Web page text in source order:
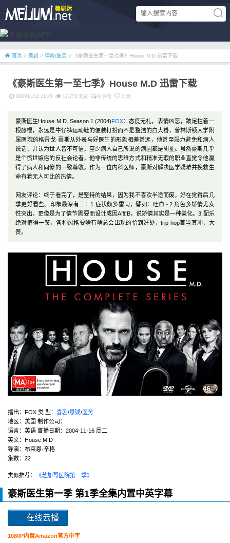
首页 > 美剧 > 律政/医务 > 《豪斯医生第一至七季》House M.D 迅雷下载
《豪斯医生第一至七季》House M.D 迅雷下载
2020/11/12 21:23 12,773 浏览 0 评论 0 赞
豪斯医生House M.D. Season 1 (2004)FOX：态度无礼，表情凶恶，跛足拄着一
根藤棍，永远是牛仔裤运动鞋的便装打扮而不是整洁的白大褂，普林斯顿大学附
属医院的格雷戈·豪斯从外表与好医生的形象相差甚远，他甚至竭力避免和病人
说话，并认为世人皆不可信，至少病人自己所说的病因都是胡扯。虽然豪斯几乎
是个愤世嫉俗的反社会论者，他非传统的思维方式和精准无瑕的职业直觉令他赢
得了病人和同僚的一致尊敬。作为一位内科医师，豪斯对解决医学疑难并挽救生
命有着无人可比的热情。
-
网友评论：终于看完了，是坚持的结果，因为我不喜欢半途而废，好在觉得后几
季更好看些。印象最深有三：1.症状颇多雷同，譬如：吐血~ 2.角色多矫情尤女
性突出，更像是为了情节需要而设计成因A而B，说矫情其实是一种美化。3.配乐
绝对值得一赞，各种风格要啥有啥总会出现的恰到好处，trip hop首当其冲，大
赞。
播出：FOX 类 型： 喜剧/悬疑/医务
地区：美国 制作公司：
语言：英语 首播日期：2004-11-16 周二
英文：House M.D
导演：布莱恩·辛格
集数：22
类似推荐： 《芝加哥医院第一季》
豪斯医生第一季 第1季全集内置中英字幕
在线云播
1080P内置Amazon官方中字